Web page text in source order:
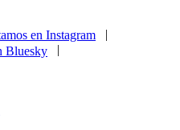
|
|